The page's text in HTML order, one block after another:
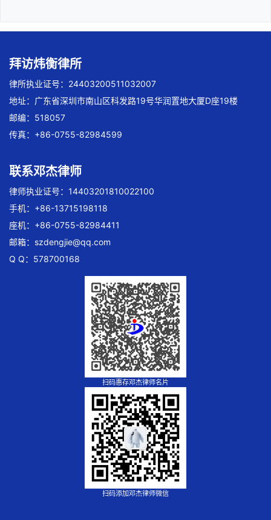
拜访炜衡律所
律所执业证号：24403200511032007
地址：广东省深圳市南山区科发路19号华润置地大厦D座19楼
邮编：518057
传真：+86-0755-82984599
联系邓杰律师
律师执业证号：14403201810022100
手机：+86-13715198118
座机：+86-0755-82984411
邮箱： szdengjie@qq.com
Q Q：578700168
扫码惠存邓杰律师名片
扫码添加邓杰律师微信